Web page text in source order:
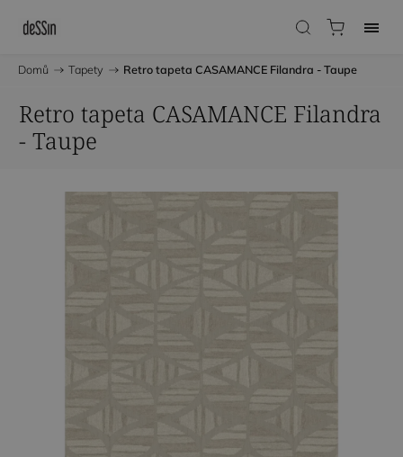
Domů / Tapety / Retro tapeta CASAMANCE Filandra - Taupe
Retro tapeta CASAMANCE Filandra
- Taupe